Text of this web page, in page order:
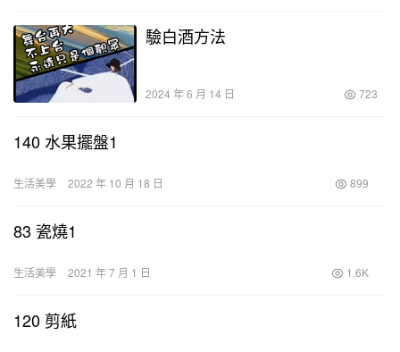
驗白酒方法
2024 年 6 月 14 日 723
140 水果擺盤1
生活美學 2022 年 10 月 18 日 899
83 瓷燒1
生活美學 2021 年 7 月 1 日 1.6K
120 剪紙